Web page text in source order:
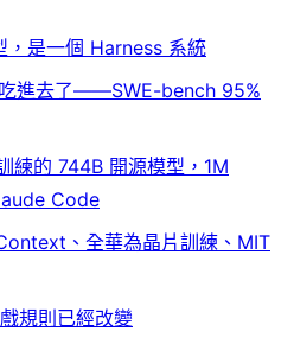
，是一個 Harness 系統
進去了——SWE-bench 95%
練的 744B 開源模型，1M
Code
、全華為晶片訓練、MIT
規則已經改變